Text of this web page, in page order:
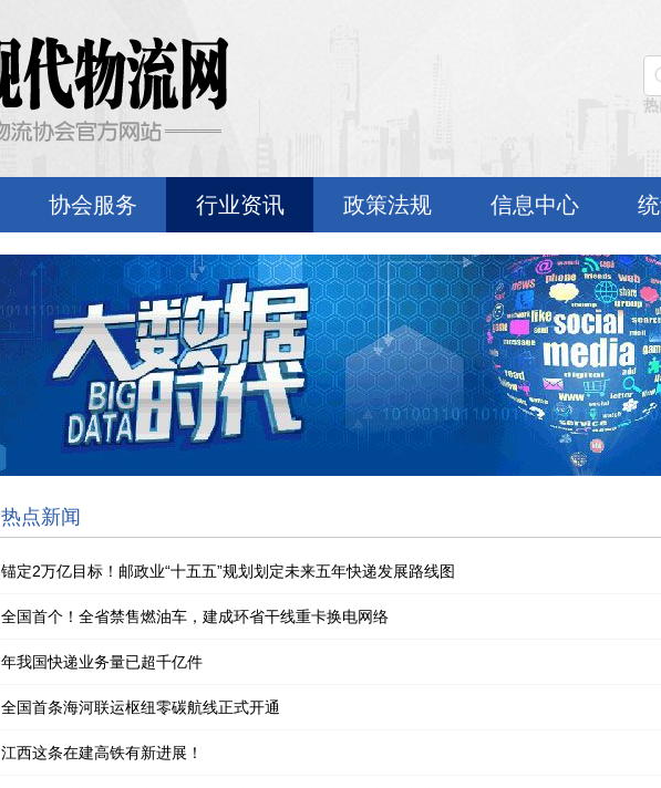
热
协会服务 行业资讯 政策法规 信息中心
热点新闻
锚定2万亿目标！邮政业“十五五”规划划定未来五年快递发展路线图
全国首个！全省禁售燃油车，建成环省干线重卡换电网络
年我国快递业务量已超千亿件
全国首条海河联运枢纽零碳航线正式开通
江西这条在建高铁有新进展！